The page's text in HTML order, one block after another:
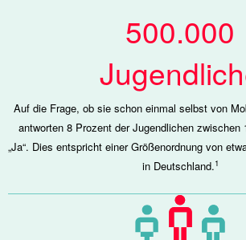
500.000
Auf die Frage, ob sie schon einmal selbst von
antworten 8 Prozent der Jugendlichen zwischen
„Ja“. Dies entspricht einer Größenordnung von
in Deutschland.1